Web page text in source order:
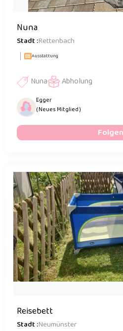
Nuna
Stadt :Rettenbach
Ausstattung
Nuna Abholung
Egger
( Neues Mitglied )
Folgen
Reisebett
Stadt :Neumünster